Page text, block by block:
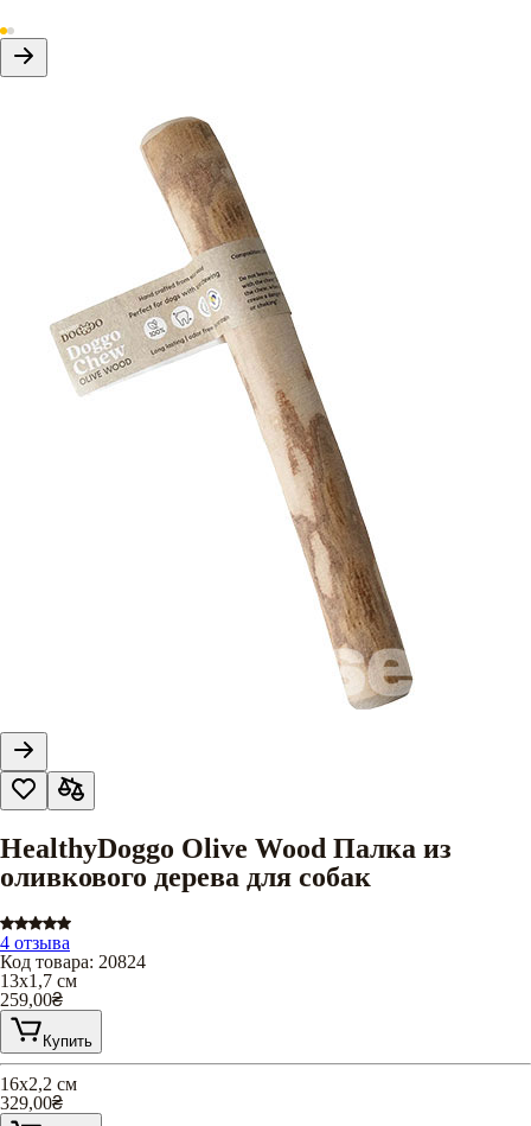
HealthyDoggo Olive Wood Палка из
оливкового дерева для собак
4 отзыва
Код товара: 20824
13х1,7 см
259,00₴
Купить
16х2,2 см
329,00₴